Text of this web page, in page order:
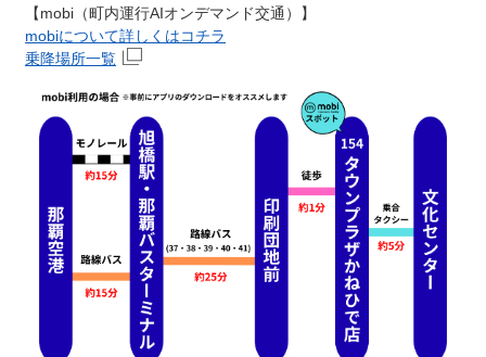
【mobi（町内運行AIオンデマンド交通）】
mobiについて詳しくはコチラ
乗降場所一覧